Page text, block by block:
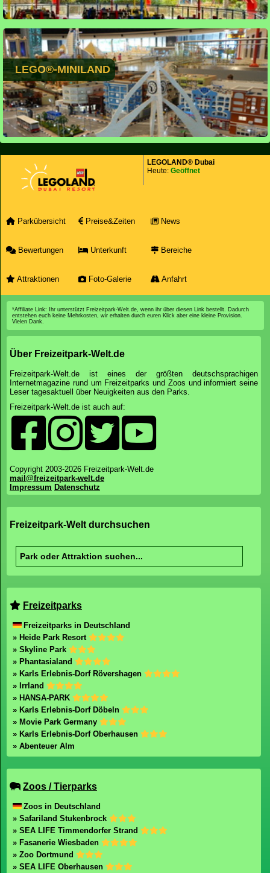
LEGO®-MINILAND
LEGOLAND® Dubai
Heute: Geöffnet
Parkübersicht Preise&Zeiten News
Bewertungen Unterkunft Bereiche
Attraktionen Foto-Galerie Anfahrt
*Affiliate Link: Ihr unterstützt Freizeitpark-Welt.de, wenn ihr über diesen Link bestellt. Dadurch
entstehen euch keine Mehrkosten, wir erhalten durch euren Klick aber eine kleine Provision.
Vielen Dank.
Über Freizeitpark-Welt.de
Freizeitpark-Welt.de ist eines der größten deutschsprachigen
Internetmagazine rund um Freizeitparks und Zoos und informiert seine
Leser tagesaktuell über Neuigkeiten aus den Parks.
Freizeitpark-Welt.de ist auch auf:
Copyright 2003-2026 Freizeitpark-Welt.de
mail@freizeitpark-welt.de
Impressum Datenschutz
Freizeitpark-Welt durchsuchen
Freizeitparks
Freizeitparks in Deutschland
» Heide Park Resort
» Skyline Park
» Phantasialand
» Karls Erlebnis-Dorf Rövershagen
» Irrland
» HANSA-PARK
» Karls Erlebnis-Dorf Döbeln
» Movie Park Germany
» Karls Erlebnis-Dorf Oberhausen
» Abenteuer Alm
Zoos / Tierparks
Zoos in Deutschland
» Safariland Stukenbrock
» SEA LIFE Timmendorfer Strand
» Fasanerie Wiesbaden
» Zoo Dortmund
» SEA LIFE Oberhausen